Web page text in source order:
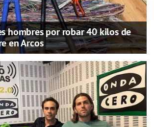
hombres por robar 40 kilos de
en Arcos